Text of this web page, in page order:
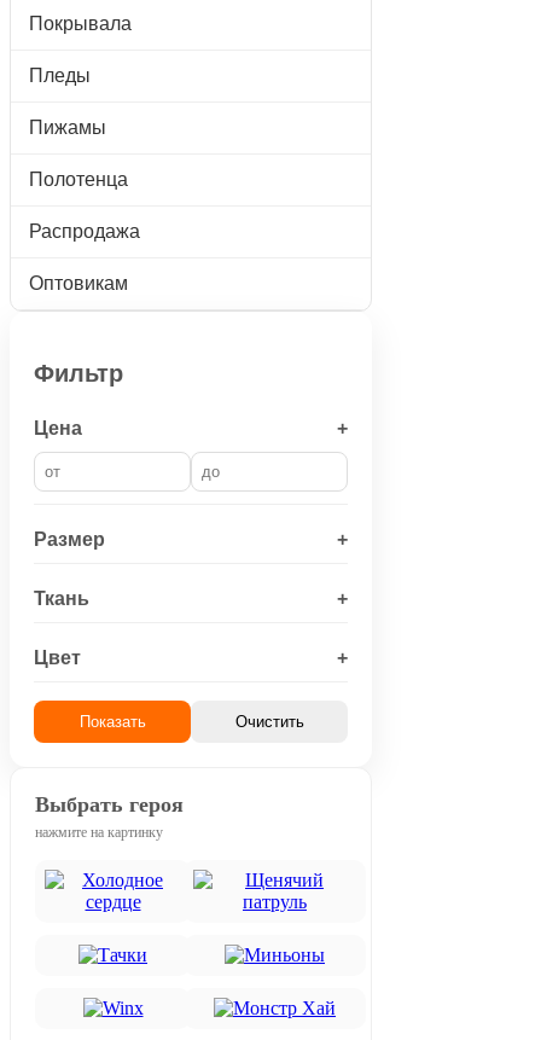
Покрывала
Пледы
Пижамы
Полотенца
Распродажа
Оптовикам
Фильтр
Цена +
Размер +
Ткань +
Цвет +
Показать Очистить
Выбрать героя
нажмите на картинку